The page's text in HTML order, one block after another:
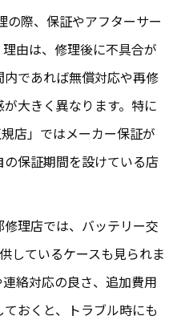
際、保証やアフターサー
由は、修理後に不具合が
であれば無償対応や再修
大きく異なります。特に
店」ではメーカー保証が
保証期間を設けている店
理店では、バッテリー交
しているケースも見られま
絡対応の良さ、追加費用
おくと、トラブル時にも